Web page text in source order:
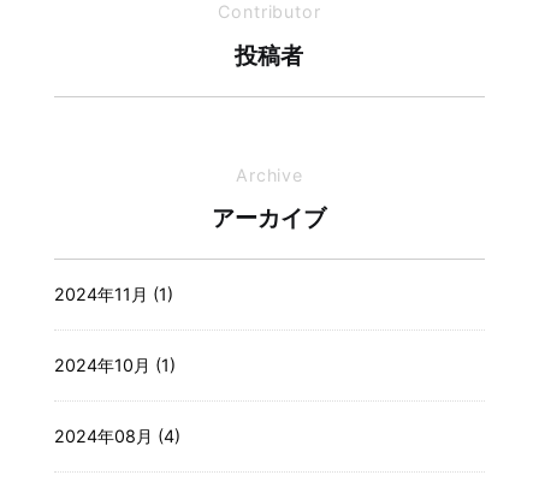
Contributor
投稿者
Archive
アーカイブ
2024年11月 (1)
2024年10月 (1)
2024年08月 (4)